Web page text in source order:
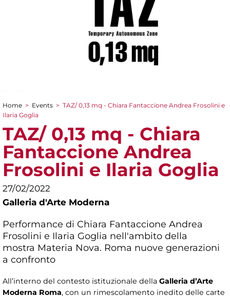
You are here
Home > Events > TAZ/ 0,13 mq - Chiara Fantaccione Andrea Frosolini e
Ilaria Goglia
TAZ/ 0,13 mq - Chiara
Fantaccione Andrea
Frosolini e Ilaria Goglia
27/02/2022
Galleria d'Arte Moderna
Performance di Chiara Fantaccione Andrea
Frosolini e Ilaria Goglia nell'ambito della
mostra Materia Nova. Roma nuove generazioni
a confronto
All’interno del contesto istituzionale della Galleria d’Arte
Moderna Roma, con un rimescolamento inedito delle carte